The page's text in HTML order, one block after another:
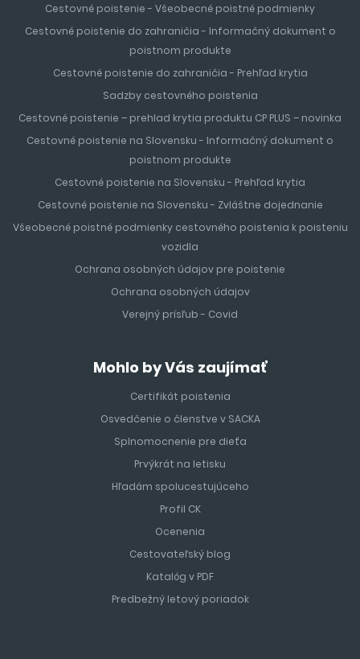
Cestovné poistenie - Všeobecné poistné podmienky
Cestovné poistenie do zahraničia - Informačný dokument o
poistnom produkte
Cestovné poistenie do zahraničia - Prehľad krytia
Sadzby cestovného poistenia
Cestovné poistenie – prehlad krytia produktu CP PLUS – novinka
Cestovné poistenie na Slovensku - Informačný dokument o
poistnom produkte
Cestovné poistenie na Slovensku - Prehľad krytia
Cestovné poistenie na Slovensku - Zvláštne dojednanie
Všeobecné poistné podmienky cestovného poistenia k poisteniu
vozidla
Ochrana osobných údajov pre poistenie
Ochrana osobných údajov
Verejný prísľub - Covid
Mohlo by Vás zaujímať
Certifikát poistenia
Osvedčenie o členstve v SACKA
Splnomocnenie pre dieťa
Prvýkrát na letisku
Hľadám spolucestujúceho
Profil CK
Ocenenia
Cestovateľský blog
Katalóg v PDF
Predbežný letový poriadok